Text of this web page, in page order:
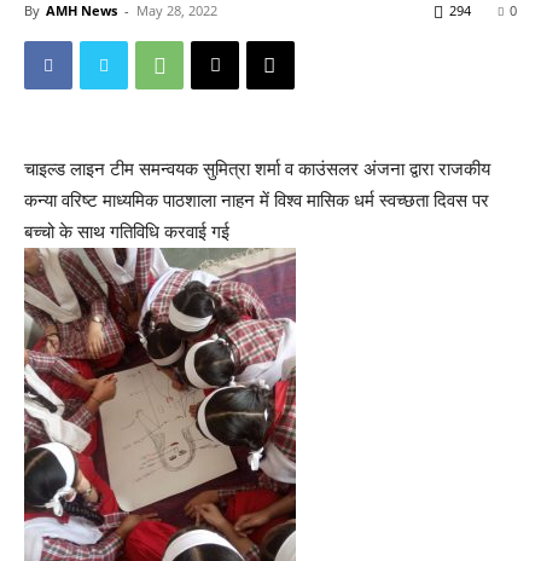
By AMH News - May 28, 2022 0
294
चाइल्ड लाइन टीम समन्वयक सुमित्रा शर्मा व काउंसलर अंजना द्वारा राजकीय
कन्या वरिष्ट माध्यमिक पाठशाला नाहन में विश्व मासिक धर्म स्वच्छता दिवस पर
बच्चो के साथ गतिविधि करवाई गई